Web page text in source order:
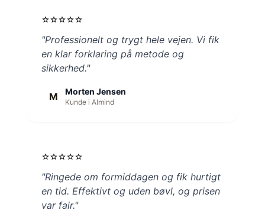
starstarstarstarstar
"Professionelt og trygt hele vejen. Vi fik
en klar forklaring på metode og
sikkerhed."
M Morten Jensen
Kunde i Almind
starstarstarstarstar
"Ringede om formiddagen og fik hurtigt
en tid. Effektivt og uden bøvl, og prisen
var fair."